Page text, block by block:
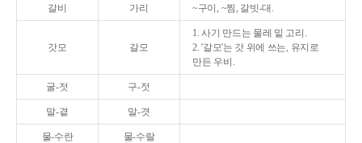
갈비 가리 ~구이, ~찜, 갈빗-대.
갓모 갈모
1. 사기 만드는 물레 밑 고리.
2. '갈모'는 갓 위에 쓰는, 유지로
만든 우비.
굴-젓 구-젓
말-곁 말-겻
물-수란 물-수랄